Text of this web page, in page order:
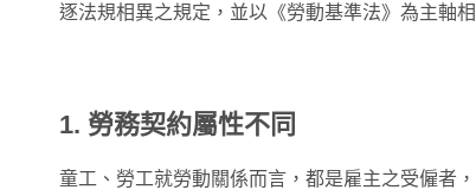
逐法規相異之規定，並以《勞動基準法》為主軸
1. 勞務契約屬性不同
童工、勞工就勞動關係而言，都是雇主之受僱者